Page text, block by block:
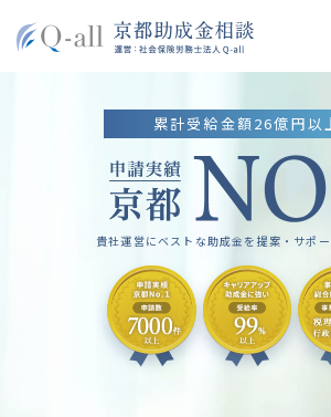
累計受給金額26億円以
貴社運営にベストな助成金を提案・サポ